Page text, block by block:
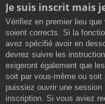
Je suis inscrit mais
Vérifiez en premier lieu
soient corrects. Si la
avez spécifié avoir en
devrez suivre les
exigeront également que
soit par vous-même ou soit
puissiez ouvrir une
inscription. Si vous aviez